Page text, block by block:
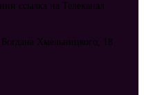
ссылка на Телеканал
Хмельницкого, 18